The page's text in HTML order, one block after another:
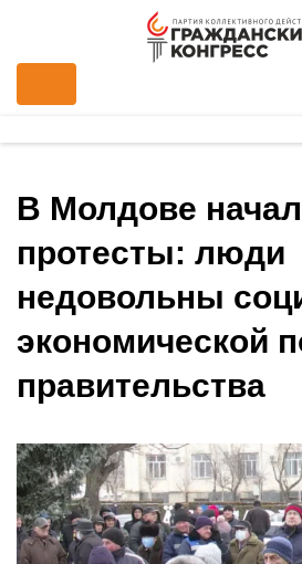
В Молдове
протесты: люди
недовольны
экономической
правительства